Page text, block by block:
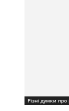
Різні думки